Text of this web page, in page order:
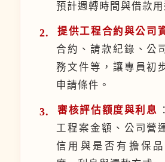
預計週轉時間與借款用
提供工程合約與公司
合約、請款紀錄、公
務文件等，讓專員初
申請條件。
審核評估額度與利息
工程案金額、公司營
信用與是否有擔保